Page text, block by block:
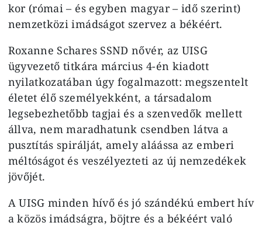
kor (római – és egyben magyar – idő szerint)
nemzetközi imádságot szervez a békéért.
Roxanne Schares SSND nővér, az UISG
ügyvezető titkára március 4-én kiadott
nyilatkozatában úgy fogalmazott: megszentelt
életet élő személyekként, a társadalom
legsebezhetőbb tagjai és a szenvedők mellett
állva, nem maradhatunk csendben látva a
pusztítás spirálját, amely aláássa az emberi
méltóságot és veszélyezteti az új nemzedékek
jövőjét.
A UISG minden hívő és jó szándékú embert hív
a közös imádságra, böjtre és a békéért való